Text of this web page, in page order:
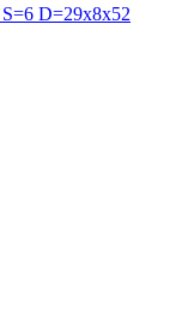
D=29x8x52